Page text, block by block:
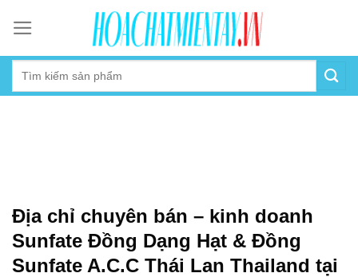
content
Địa chỉ chuyên bán – kinh doanh
Sunfate Đồng Dạng Hạt & Đồng
Sunfate A.C.C Thái Lan Thailand tại